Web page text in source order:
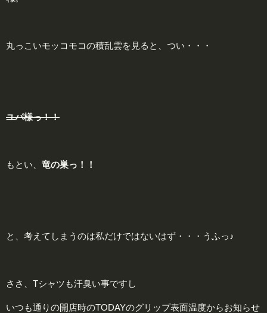
丸っこいモッコモコの積乱雲を見ると、つい・・・
ユパ様っ！！
もとい、 竜の巣っ！！
と、考えてしまうのは私だけではないはず・・・うふっ♪
ささ、Tシャツも汗臭い事ですし
いつも通りの開店時のTODAYのグリップ表面温度からお知らせ